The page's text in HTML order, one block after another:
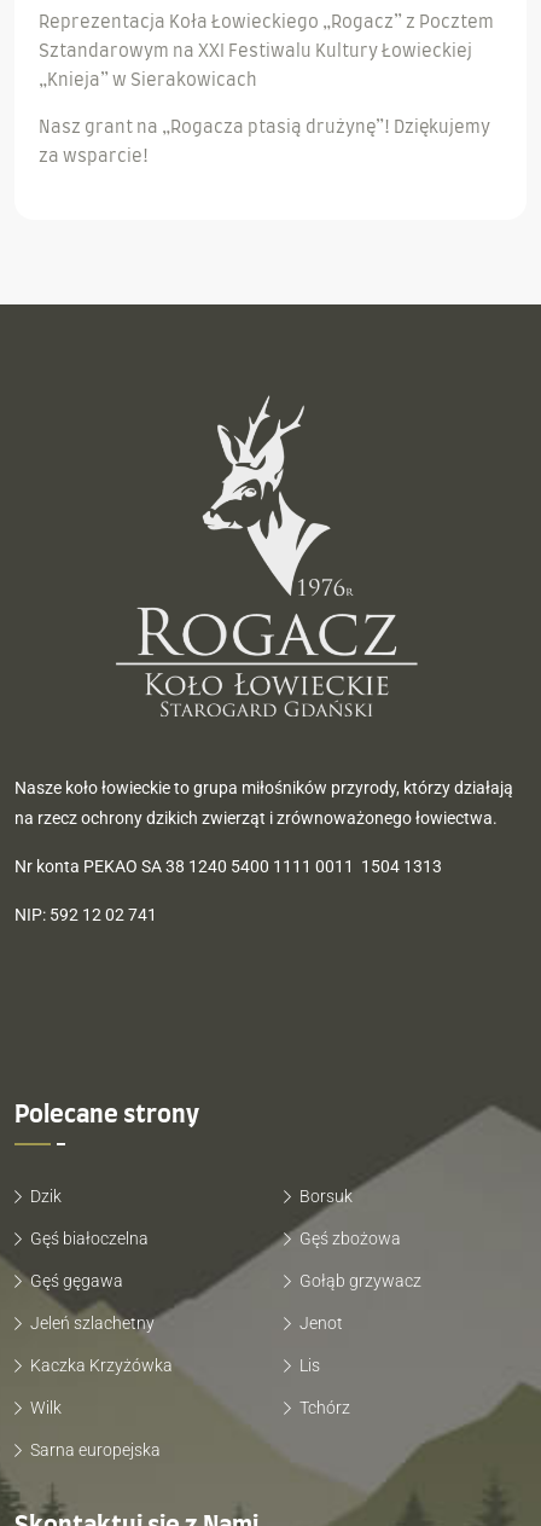
Reprezentacja Koła Łowieckiego „Rogacz” z Pocztem
Sztandarowym na XXI Festiwalu Kultury Łowieckiej
„Knieja” w Sierakowicach
Nasz grant na „Rogacza ptasią drużynę”! Dziękujemy
za wsparcie!
Nasze koło łowieckie to grupa miłośników przyrody, którzy działają
na rzecz ochrony dzikich zwierząt i zrównoważonego łowiectwa.
Nr konta PEKAO SA 38 1240 5400 1111 0011 1504 1313
NIP: 592 12 02 741
Polecane strony
Dzik Borsuk
Gęś białoczelna Gęś zbożowa
Gęś gęgawa Gołąb grzywacz
Jeleń szlachetny Jenot
Kaczka Krzyżówka Lis
Wilk Tchórz
Sarna europejska